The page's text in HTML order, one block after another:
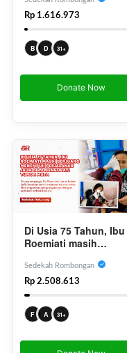
Rp 1.616.973
B D 31+
Donate Now
Di Usia 75 Tahun, Ibu
Roemiati masih
Perjalanan Jauh Demi
Mengobati Tumor Mata
Sedekah Rombongan
Rp 2.508.613
F A 31+